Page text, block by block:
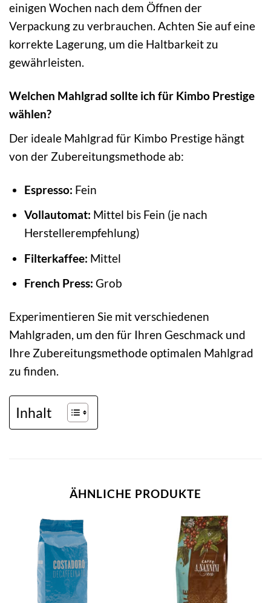
einigen Wochen nach dem Öffnen der
Verpackung zu verbrauchen. Achten Sie auf eine
korrekte Lagerung, um die Haltbarkeit zu
gewährleisten.
Welchen Mahlgrad sollte ich für Kimbo Prestige
wählen?
Der ideale Mahlgrad für Kimbo Prestige hängt
von der Zubereitungsmethode ab:
Espresso: Fein
Vollautomat: Mittel bis Fein (je nach
Herstellerempfehlung)
Filterkaffee: Mittel
French Press: Grob
Experimentieren Sie mit verschiedenen
Mahlgraden, um den für Ihren Geschmack und
Ihre Zubereitungsmethode optimalen Mahlgrad
zu finden.
Inhalt
ÄHNLICHE PRODUKTE